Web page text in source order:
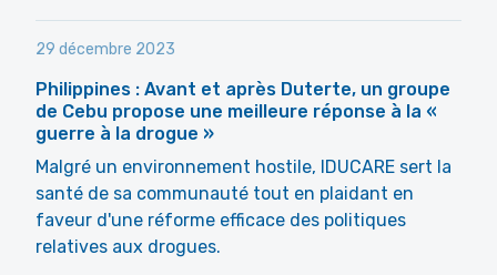
29 décembre 2023
Philippines : Avant et après Duterte, un groupe
de Cebu propose une meilleure réponse à la «
guerre à la drogue »
Malgré un environnement hostile, IDUCARE sert la
santé de sa communauté tout en plaidant en
faveur d'une réforme efficace des politiques
relatives aux drogues.